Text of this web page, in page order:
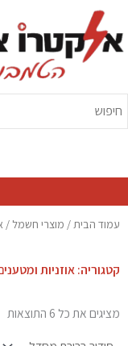
עמוד הבית/ מוצרי חשמל/
קטגוריה: אוזניות
מציגים את כל ⁦6⁩ התוצאות